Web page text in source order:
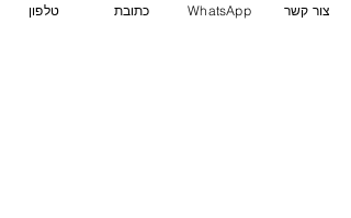
טלפון כתובת WhatsApp צור קשר